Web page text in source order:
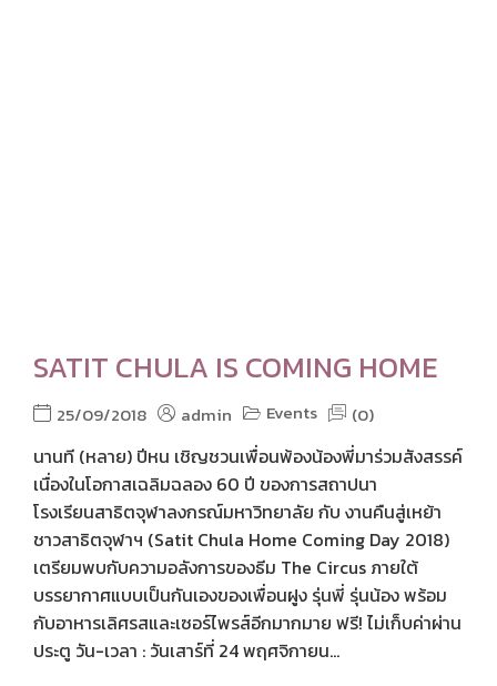
SATIT CHULA IS COMING HOME
25/09/2018 admin Events (0)
นานที (หลาย) ปีหน เชิญชวนเพื่อนพ้องน้องพี่มาร่วมสังสรรค์
เนื่องในโอกาสเฉลิมฉลอง 60 ปี ของการสถาปนา
โรงเรียนสาธิตจุฬาลงกรณ์มหาวิทยาลัย กับ งานคืนสู่เหย้า
ชาวสาธิตจุฬาฯ (Satit Chula Home Coming Day 2018)
เตรียมพบกับความอลังการของธีม The Circus ภายใต้
บรรยากาศแบบเป็นกันเองของเพื่อนฝูง รุ่นพี่ รุ่นน้อง พร้อม
กับอาหารเลิศรสและเซอร์ไพรส์อีกมากมาย ฟรี! ไม่เก็บค่าผ่าน
ประตู วัน-เวลา : วันเสาร์ที่ 24 พฤศจิกายน...